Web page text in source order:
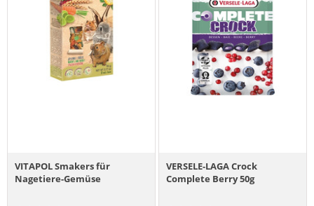
VITAPOL Smakers für
Nagetiere-Gemüse
VERSELE-LAGA Crock
Complete Berry 50g